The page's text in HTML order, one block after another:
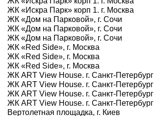
ЖК «Искра Парк» корп 1. г. Москва
ЖК «Дом на Парковой», г. Сочи
ЖК «Дом на Парковой», г. Сочи
ЖК «Дом на Парковой», г. Сочи
ЖК «Red Side», г. Москва
ЖК «Red Side», г. Москва
ЖК «Red Side», г. Москва
ЖК ART View House. г. Санкт-Петербург
ЖК ART View House. г. Санкт-Петербург
ЖК ART View House. г. Санкт-Петербург
ЖК ART View House. г. Санкт-Петербург
Вертолетная площадка, г. Киев